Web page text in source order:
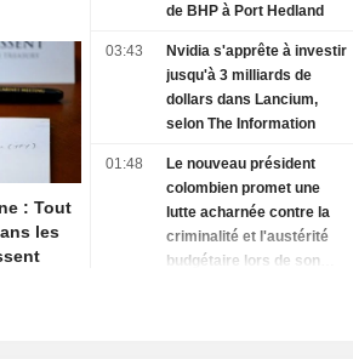
: Tout
les
de BHP à Port Hedland
03:43
Nvidia s'apprête à investir
jusqu'à 3 milliards de
dollars dans Lancium,
selon The Information
01:48
Le nouveau président
colombien promet une
lutte acharnée contre la
criminalité et l'austérité
budgétaire lors de son